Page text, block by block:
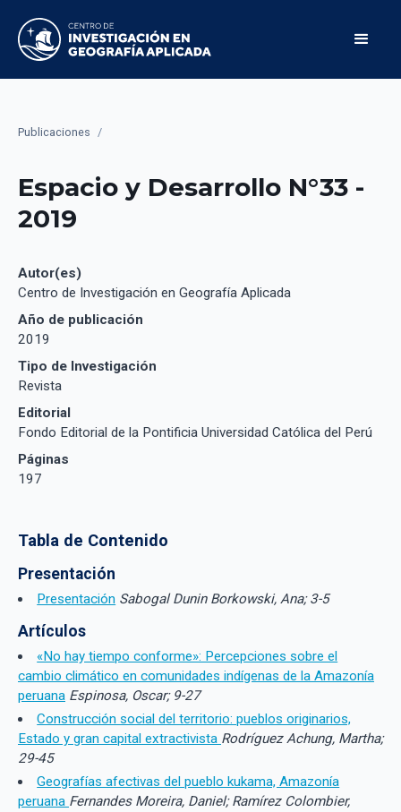
Publicaciones /
Espacio y Desarrollo N°33 -
2019
Autor(es)
Centro de Investigación en Geografía Aplicada
Año de publicación
2019
Tipo de Investigación
Revista
Editorial
Fondo Editorial de la Pontificia Universidad Católica del Perú
Páginas
197
Tabla de Contenido
Presentación
Presentación Sabogal Dunin Borkowski, Ana; 3-5
Artículos
«No hay tiempo conforme»: Percepciones sobre el
cambio climático en comunidades indígenas de la Amazonía
peruana Espinosa, Oscar; 9-27
Construcción social del territorio: pueblos originarios,
Estado y gran capital extractivista Rodríguez Achung, Martha;
29-45
Geografías afectivas del pueblo kukama, Amazonía
peruana Fernandes Moreira, Daniel; Ramírez Colombier,